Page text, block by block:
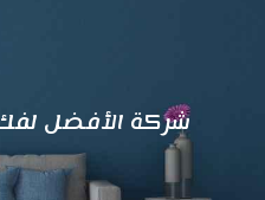
شركة الأفضل